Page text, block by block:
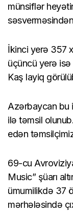
münsiflər
İkinci yerə 357
üçüncü yerə
Kaş layiq
Azərbaycan bu
ilə təmsil olunub.
edən
69-cu
Music” şüarı
ümumilikdə 37
mərhələsində